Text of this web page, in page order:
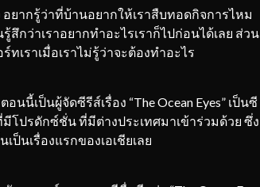
ยากรู้ว่าที่บ้านอยากให้เราสืบทอดกิจการไหม
กว่าเราอยากทำอะไรเราก็ไปก่อนได้เลย ส่วน
เราเมื่อเราไม่รู้ว่าจะต้องทำอะไร
เป็นผู้จัดซีรีส์เรื่อง “The Ocean Eyes” เป็นซี
โปรดักซ์ชั่น ที่มีต่างประเทศมาเข้าร่วมด้วย ซึ่ง
ป็นเรื่องแรกของเอเชียเลย